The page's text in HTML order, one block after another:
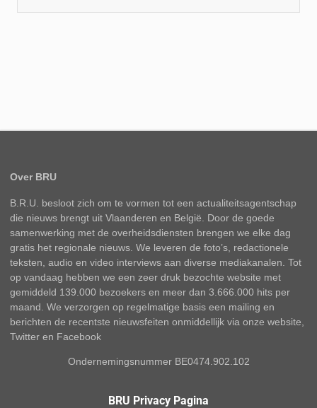
Over BRU
B.R.U. besloot zich om te vormen tot een actualiteitsagentschap
die nieuws brengt uit Vlaanderen en België. Door de goede
samenwerking met de overheidsdiensten brengen we elke dag
gratis het regionale nieuws. We leveren de foto’s, redactionele
teksten, audio en video interviews aan diverse mediakanalen. Tot
op vandaag hebben we een zeer druk bezochte website met
gemiddeld 139.000 bezoekers en meer dan 3.666.000 hits per
maand. We verzorgen op regelmatige basis een mailing en
berichten de recentste nieuwsfeiten onmiddellijk via onze website,
Twitter en Facebook
Ondernemingsnummer BE0474.902.102
BRU Privacy Pagina